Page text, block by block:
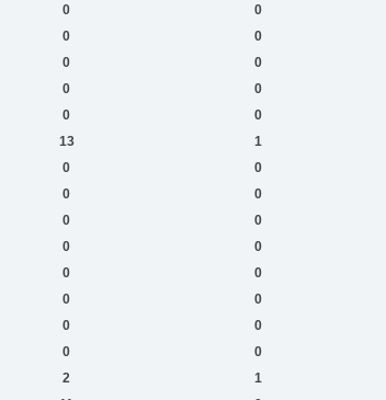
0 0
0 0
0 0
0 0
0 0
13 1
0 0
0 0
0 0
0 0
0 0
0 0
0 0
0 0
2 1